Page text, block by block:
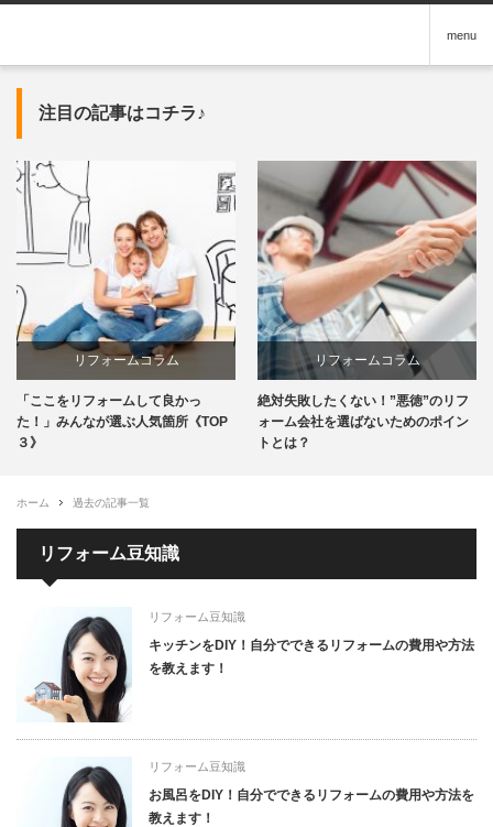
menu
注目の記事はコチラ♪
リフォームコラム
「ここをリフォームして良かっ
た！」みんなが選ぶ人気箇所《TOP
３》
リフォームコラム
絶対失敗したくない！”悪徳”のリフ
ォーム会社を選ばないためのポイン
トとは？
ホーム 過去の記事一覧
リフォーム豆知識
リフォーム豆知識
キッチンをDIY！自分でできるリフォームの費用や方法
を教えます！
リフォーム豆知識
お風呂をDIY！自分でできるリフォームの費用や方法を
教えます！